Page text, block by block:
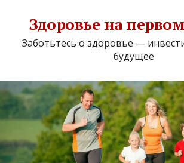
Здоровье на
Заботьтесь о здоровье —
будущее